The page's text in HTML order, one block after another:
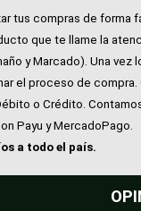
tus compras de forma
que te llame la
y Marcado). Una vez
el proceso de
o Crédito.
Payu y MercadoPago.
a todo el país.